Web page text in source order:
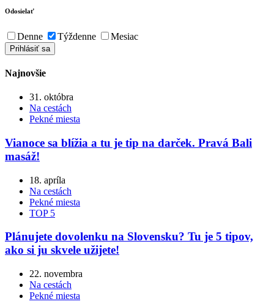
Odosielať
Denne Týždenne Mesiac
Najnovšie
31. októbra
Na cestách
Pekné miesta
Vianoce sa blížia a tu je tip na darček. Pravá Bali
masáž!
18. apríla
Na cestách
Pekné miesta
TOP 5
Plánujete dovolenku na Slovensku? Tu je 5 tipov,
ako si ju skvele užijete!
22. novembra
Na cestách
Pekné miesta